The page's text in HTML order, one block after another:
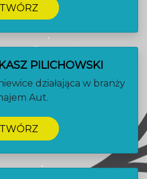
PILICHOWSKI
działająca w branży
Aut.